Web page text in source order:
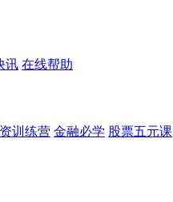
讯 在线帮助
训练营 金融必学 股票五元课